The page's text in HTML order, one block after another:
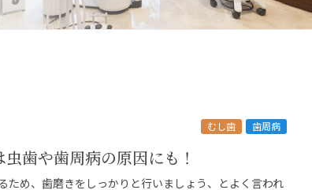
歯周病
むし歯
歯や歯周病の原因にも！
め、歯磨きをしっかりと行いましょう、とよく言われ